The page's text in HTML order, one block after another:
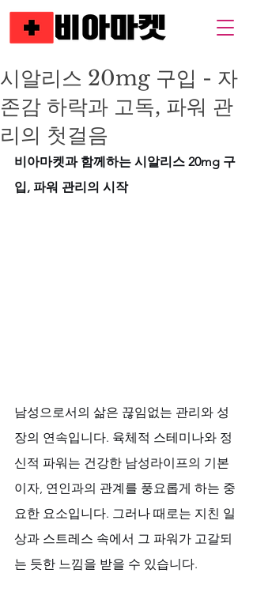
시알리스 20mg 구입 - 자
존감 하락과 고독, 파워 관
리의 첫걸음
비아마켓과 함께하는 시알리스 20mg 구
입, 파워 관리의 시작
남성으로서의 삶은 끊임없는 관리와 성
장의 연속입니다. 육체적 스테미나와 정
신적 파워는 건강한 남성라이프의 기본
이자, 연인과의 관계를 풍요롭게 하는 중
요한 요소입니다. 그러나 때로는 지친 일
상과 스트레스 속에서 그 파워가 고갈되
는 듯한 느낌을 받을 수 있습니다.